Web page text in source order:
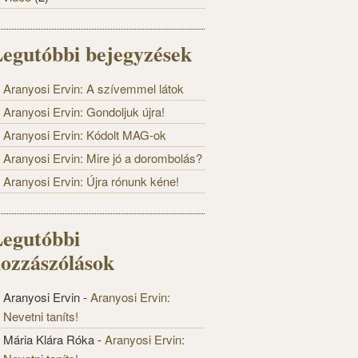
bejegyzések
Aranyosi Ervin: A szívemmel látok
Aranyosi Ervin: Gondoljuk újra!
Aranyosi Ervin: Kódolt MAG-ok
Aranyosi Ervin: Mire jó a dorombolás?
Aranyosi Ervin: Újra rónunk kéne!
Aranyosi Ervin-Aranyosi Ervin:
Nevetni taníts!
Mária Klára Róka-Aranyosi Ervin: